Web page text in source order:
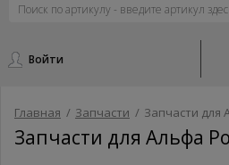
Войти
Главная / Запчасти / Запчасти для
Запчасти для Альфа